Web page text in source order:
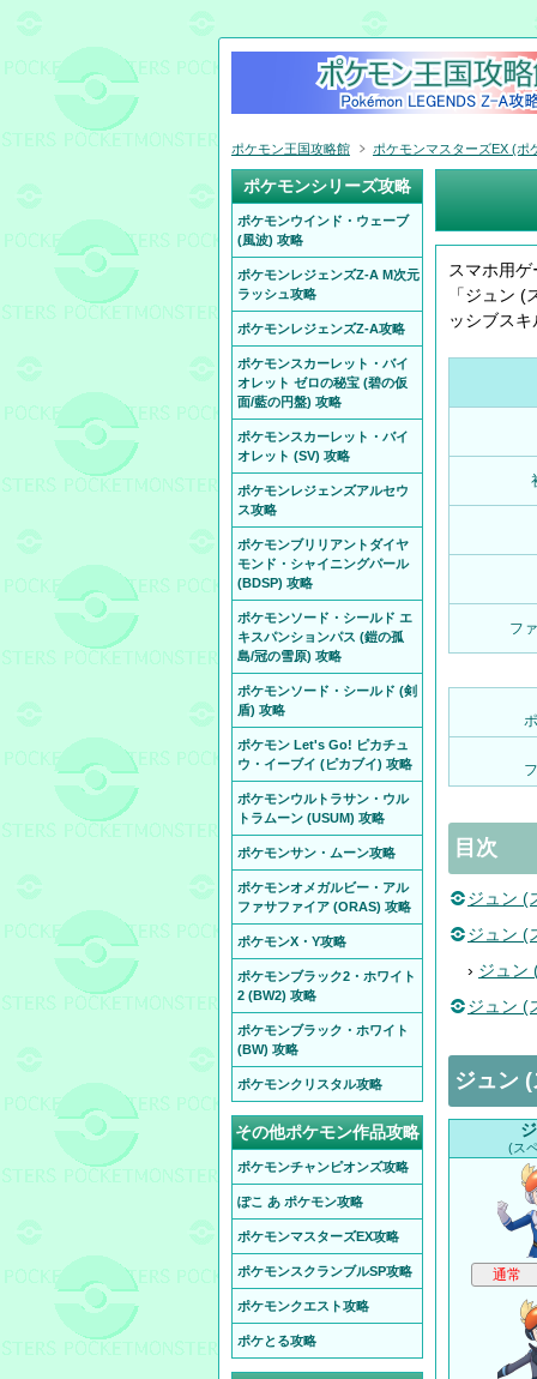
スマホ用
「ジュン
ッシブス
フ
目次
ジュン (
ジュン (
› ジュン
ジュン (
ジュン
(ス
ポケモン王国攻略館 ポケモンマスターズEX (ポ
ポケモンシリーズ攻略
ポケモンウインド・ウェーブ
(風波) 攻略
ポケモンレジェンズZ-A M次元
ラッシュ攻略
ポケモンレジェンズZ-A攻略
ポケモンスカーレット・バイ
オレット ゼロの秘宝 (碧の仮
面/藍の円盤) 攻略
ポケモンスカーレット・バイ
オレット (SV) 攻略
ポケモンレジェンズアルセウ
ス攻略
ポケモンブリリアントダイヤ
モンド・シャイニングパール
(BDSP) 攻略
ポケモンソード・シールド エ
キスパンションパス (鎧の孤
島/冠の雪原) 攻略
ポケモンソード・シールド (剣
盾) 攻略
ポケモン Let's Go! ピカチュ
ウ・イーブイ (ピカブイ) 攻略
ポケモンウルトラサン・ウル
トラムーン (USUM) 攻略
ポケモンサン・ムーン攻略
ポケモンオメガルビー・アル
ファサファイア (ORAS) 攻略
ポケモンX・Y攻略
ポケモンブラック2・ホワイト
2 (BW2) 攻略
ポケモンブラック・ホワイト
(BW) 攻略
ポケモンクリスタル攻略
その他ポケモン作品攻略
ポケモンチャンピオンズ攻略
ぽこ あ ポケモン攻略
ポケモンマスターズEX攻略
ポケモンスクランブルSP攻略
ポケモンクエスト攻略
ポケとる攻略